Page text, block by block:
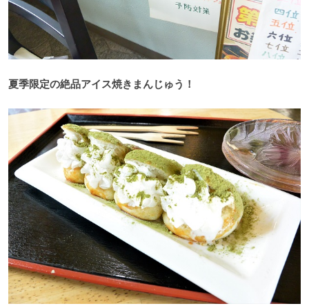
夏季限定の絶品アイス焼きまんじゅう！